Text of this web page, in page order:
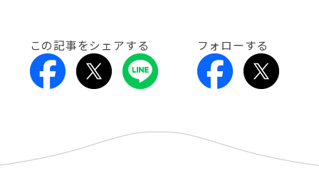
この記事をシェアする フォローする